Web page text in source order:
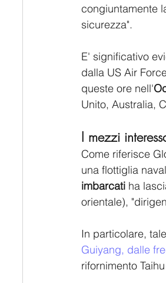
congiuntamente
sicurezza".
E' significativo
dalla US Air
queste ore nell'
Unito, Australia,
I mezzi
Come riferisce
una flottiglia
imbarcati ha
orientale),
In particolare,
Guiyang, dalle
rifornimento